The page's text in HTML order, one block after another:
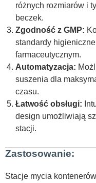
różnych rozmiarów i
beczek.
Zgodność z GMP:
standardy
farmaceutycznym.
Automatyzacja:
suszenia dla
czasu.
Łatwość obsługi:
design umożliwiają
stacji.
Zastosowanie:
Stacje mycia